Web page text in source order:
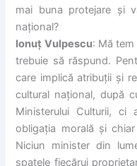
mai buna protejare și
național?
Ionuț Vulpescu: Mă
trebuie să răspund.
care implică atribuții și
cultural național, după
Ministerului Culturii,
obligația morală și
Niciun minister din
spatele fiecărui